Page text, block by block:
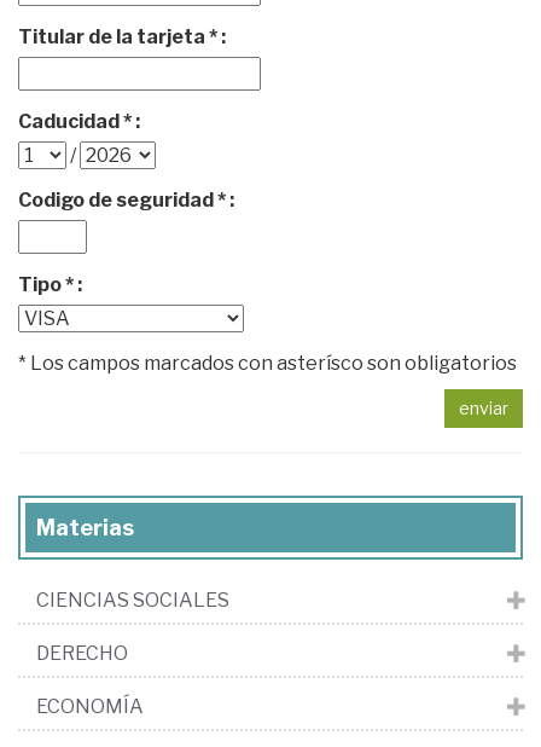
Titular de la tarjeta * :
Caducidad * :
/
Codigo de seguridad * :
Tipo * :
* Los campos marcados con asterísco son obligatorios
enviar
Materias
CIENCIAS SOCIALES
DERECHO
ECONOMÍA